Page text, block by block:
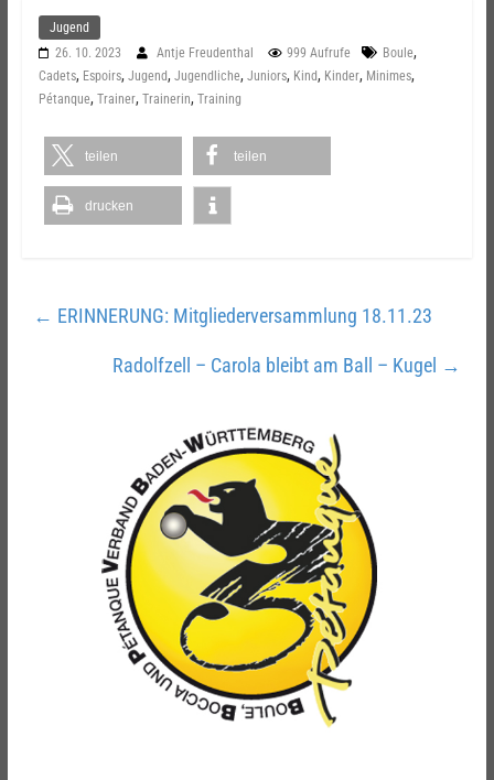
Jugend
26. 10. 2023
Antje Freudenthal 999 Aufrufe Boule,
Cadets, Espoirs, Jugend, Jugendliche, Juniors, Kind, Kinder, Minimes,
Pétanque, Trainer, Trainerin, Training
teilen teilen
drucken
← ERINNERUNG: Mitgliederversammlung 18.11.23
Radolfzell – Carola bleibt am Ball – Kugel →